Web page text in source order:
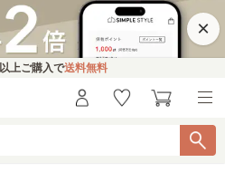
×
以上ご購入で送料無料